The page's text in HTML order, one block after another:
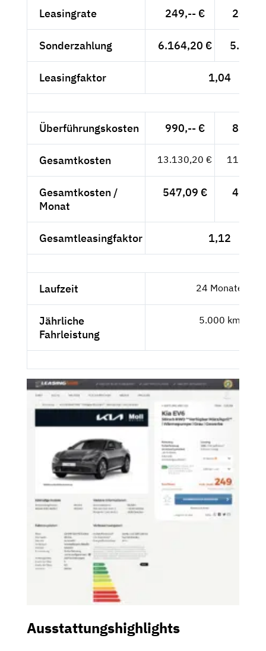
Leasingrate 249,-- €
Sonderzahlung 6.164,20 €
Leasingfaktor 1,04
Überführungskosten 990,-- €
Gesamtkosten 13.130,20 €
Gesamtkosten /
Monat
547,09 €
Gesamtleasingfaktor 1,12
Laufzeit 24 Monate
Jährliche
Fahrleistung
5.000 km
Ausstattungshighlights